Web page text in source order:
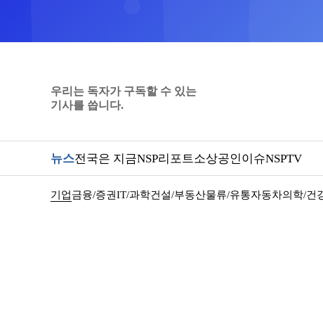
우리는 독자가 구독할 수 있는
기사를 씁니다.
뉴스전국은 지금NSP리포트소상공인이슈NSPTV
기업금융/증권IT/과학건설/부동산물류/유통자동차의학/건